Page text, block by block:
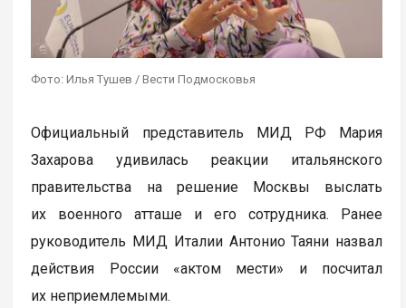
Фото: Илья Тушев / Вести Подмосковья
Официальный представитель МИД РФ Мария
Захарова удивилась реакции итальянского
правительства на решение Москвы выслать
их военного атташе и его сотрудника. Ранее
руководитель МИД Италии Антонио Таяни назвал
действия России «актом мести» и посчитал
их неприемлемыми.